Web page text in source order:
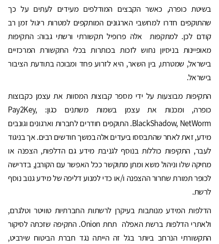
בשיטת כופרה, כאשר הקבצים המודלפים מעידים לעתים על כך
שהתוקפים חדרו למחשבי הארגונים המותקפים למטרות ריגול זמן רב
קודם לכן. למתקפות אלה פרופיל תקשורתי ורשתי גבוה: התקיפות
מאופיינות בניסיון נחוש לזכות בכותרות בכלי התקשורת המרכזיים
בישראל, שמטרתו, בין השאר, היא לזרוע פחד ומבוכה בתודעת הציבור
בישראל.
התקיפות מבוצעות על ידי מספר קבוצות המסוות את עצמן כקבוצות
כופרה, ומכנות את עצמן בשמות משתנים כגון: Pay2Key,
BlackShadow, NetWorm. התוקפים חודרים לחברות וארגונים וגונבים
מידע, זאת לאחר שהתבססו ביעדים אלה במשך חודשים רבים. אך בניגוד
לעבר, התקיפות כוללות בנוסף לגניבת מידע גם הדלפות, הצפנה או
מחיקה שלו וניהול משא ומתן מתוקשר ככל האפשר עם הקורבן, בדרישה
לכופר תמורת שחרור ההצפנה ו/או כדי למנוע דליפה של מידע גנוב נוסף
לרשת.
הדלפות המידע מנותבות בעיקרן לרשתות החברתיות טוויטר וטלגרם,
ולאתרי הדלפות ברשת האפלה תחת Onion. התקיפה שזכתה לסיקור
התקשורתי הנרחב ביותר בגל זה הייתה נגד חברת הביטוח שירביט,